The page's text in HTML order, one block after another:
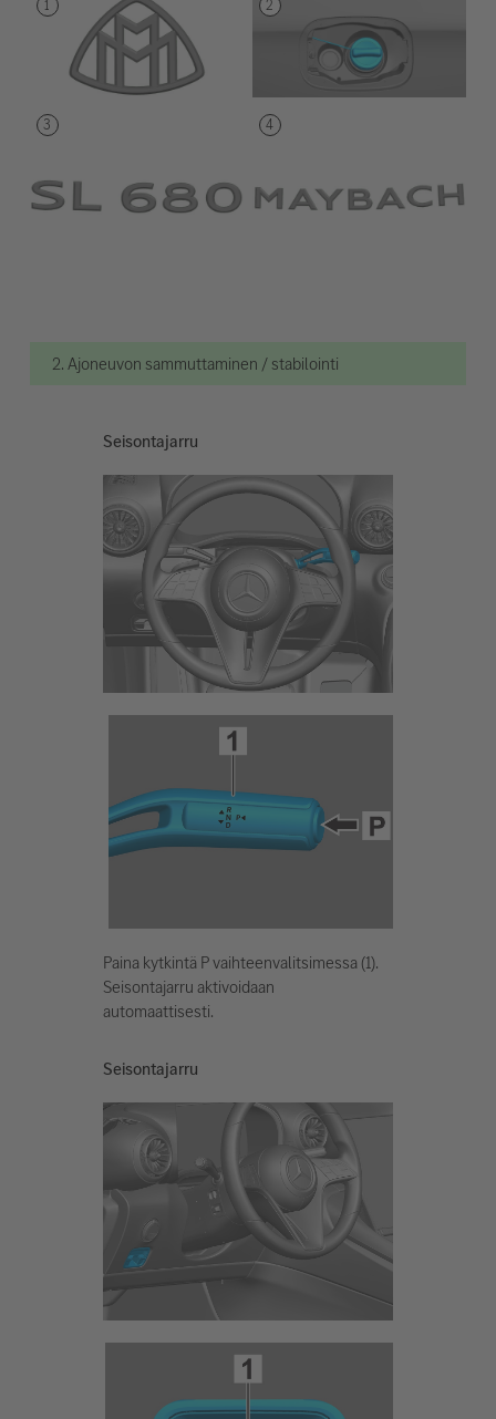
2. Ajoneuvon sammuttaminen / stabilointi
Seisontajarru
Paina kytkintä P vaihteenvalitsimessa (1).
Seisontajarru aktivoidaan
automaattisesti.
Seisontajarru